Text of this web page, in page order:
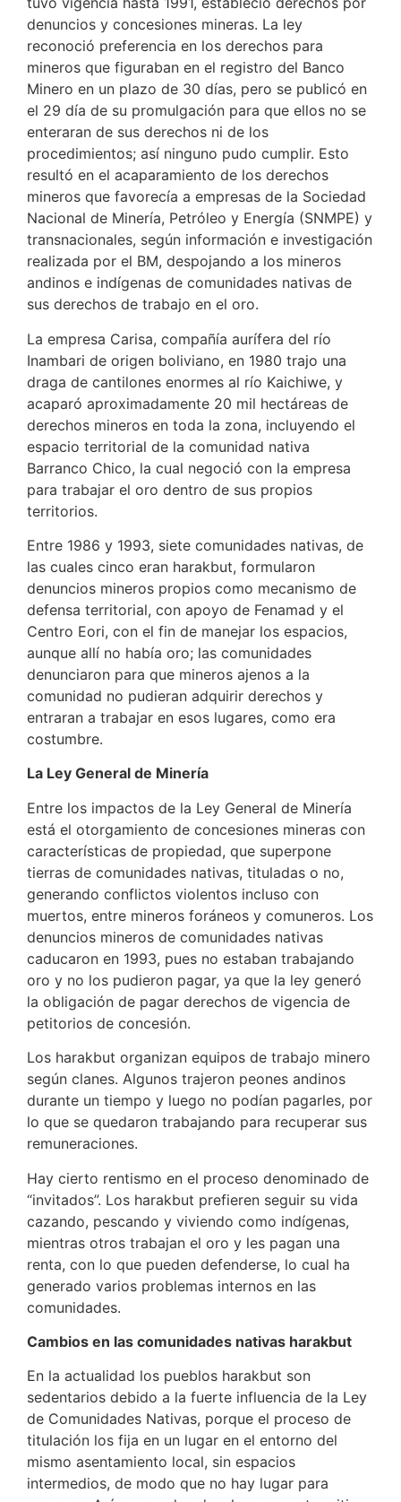
denuncios y concesiones mineras. La ley
reconoció preferencia en los derechos para
mineros que figuraban en el registro del Banco
Minero en un plazo de 30 días, pero se publicó en
el 29 día de su promulgación para que ellos no se
enteraran de sus derechos ni de los
procedimientos; así ninguno pudo cumplir. Esto
resultó en el acaparamiento de los derechos
mineros que favorecía a empresas de la Sociedad
Nacional de Minería, Petróleo y Energía (SNMPE) y
transnacionales, según información e investigación
realizada por el BM, despojando a los mineros
andinos e indígenas de comunidades nativas de
sus derechos de trabajo en el oro.
La empresa Carisa, compañía aurífera del río
Inambari de origen boliviano, en 1980 trajo una
draga de cantilones enormes al río Kaichiwe, y
acaparó aproximadamente 20 mil hectáreas de
derechos mineros en toda la zona, incluyendo el
espacio territorial de la comunidad nativa
Barranco Chico, la cual negoció con la empresa
para trabajar el oro dentro de sus propios
territorios.
Entre 1986 y 1993, siete comunidades nativas, de
las cuales cinco eran harakbut, formularon
denuncios mineros propios como mecanismo de
defensa territorial, con apoyo de Fenamad y el
Centro Eori, con el fin de manejar los espacios,
aunque allí no había oro; las comunidades
denunciaron para que mineros ajenos a la
comunidad no pudieran adquirir derechos y
entraran a trabajar en esos lugares, como era
costumbre.
La Ley General de Minería
Entre los impactos de la Ley General de Minería
está el otorgamiento de concesiones mineras con
características de propiedad, que superpone
tierras de comunidades nativas, tituladas o no,
generando conflictos violentos incluso con
muertos, entre mineros foráneos y comuneros. Los
denuncios mineros de comunidades nativas
caducaron en 1993, pues no estaban trabajando
oro y no los pudieron pagar, ya que la ley generó
la obligación de pagar derechos de vigencia de
petitorios de concesión.
Los harakbut organizan equipos de trabajo minero
según clanes. Algunos trajeron peones andinos
durante un tiempo y luego no podían pagarles, por
lo que se quedaron trabajando para recuperar sus
remuneraciones.
Hay cierto rentismo en el proceso denominado de
“invitados”. Los harakbut prefieren seguir su vida
cazando, pescando y viviendo como indígenas,
mientras otros trabajan el oro y les pagan una
renta, con lo que pueden defenderse, lo cual ha
generado varios problemas internos en las
comunidades.
Cambios en las comunidades nativas harakbut
En la actualidad los pueblos harakbut son
sedentarios debido a la fuerte influencia de la Ley
de Comunidades Nativas, porque el proceso de
titulación los fija en un lugar en el entorno del
mismo asentamiento local, sin espacios
intermedios, de modo que no hay lugar para